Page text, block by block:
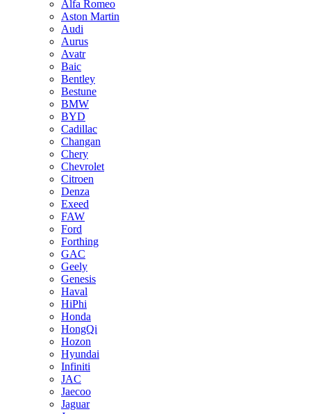
Alfa Romeo
Aston Martin
Audi
Aurus
Avatr
Baic
Bentley
Bestune
BMW
BYD
Cadillac
Changan
Chery
Chevrolet
Citroen
Denza
Exeed
FAW
Ford
Forthing
GAC
Geely
Genesis
Haval
HiPhi
Honda
HongQi
Hozon
Hyundai
Infiniti
JAC
Jaecoo
Jaguar